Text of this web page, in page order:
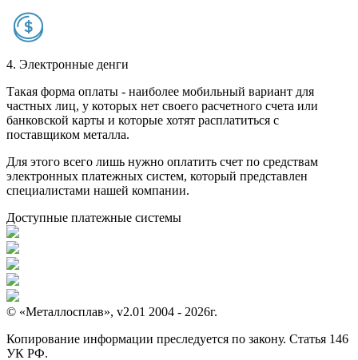
4. Электронные денги
Такая форма оплаты - наиболее мобильный вариант для
частных лиц, у которых нет своего расчетного счета или
банковской карты и которые хотят расплатиться с
поставщиком металла.
Для этого всего лишь нужно оплатить счет по средствам
электронных платежных систем, который представлен
специалистами нашей компании.
Доступные платежные системы
© «Металлосплав», v2.01 2004 - 2026г.
Копирование информации преследуется по закону. Статья 146
УК РФ.